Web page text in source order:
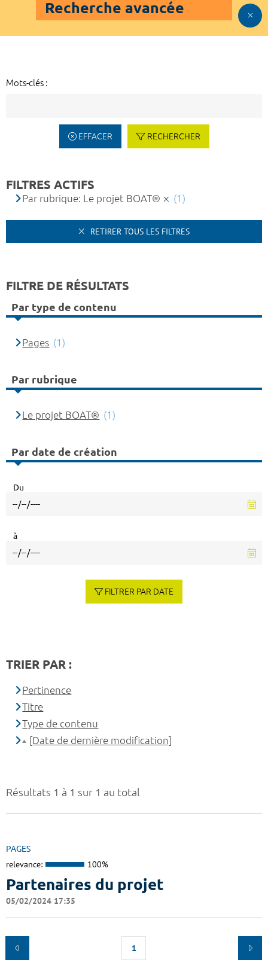
Recherche avancée
Mots-clés :
EFFACER RECHERCHER
Résultats 1 à 1 sur 1 au total
PAGES
relevance: 100%
Partenaires du projet
05/02/2024 17:35
1
FILTRES ACTIFS
Par rubrique: Le projet BOAT® (1)
RETIRER TOUS LES FILTRES
FILTRE DE RÉSULTATS
Par type de contenu
Pages (1)
Par rubrique
Le projet BOAT® (1)
Par date de création
Du
à
FILTRER PAR DATE
TRIER PAR :
Pertinence
Titre
Type de contenu
[Date de dernière modification]